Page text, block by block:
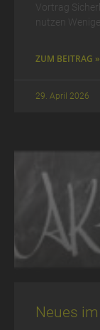
Vortrag
nutzen
ZUM BEITRAG »
29. April 2026
Neues